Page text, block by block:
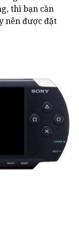
thì bạn cần
nên được đặt